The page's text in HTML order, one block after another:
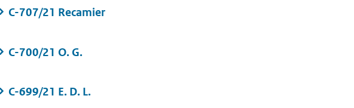
C-707/21 Recamier
C-700/21 O. G.
C-699/21 E. D. L.